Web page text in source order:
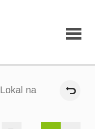
Strona
Lokal na